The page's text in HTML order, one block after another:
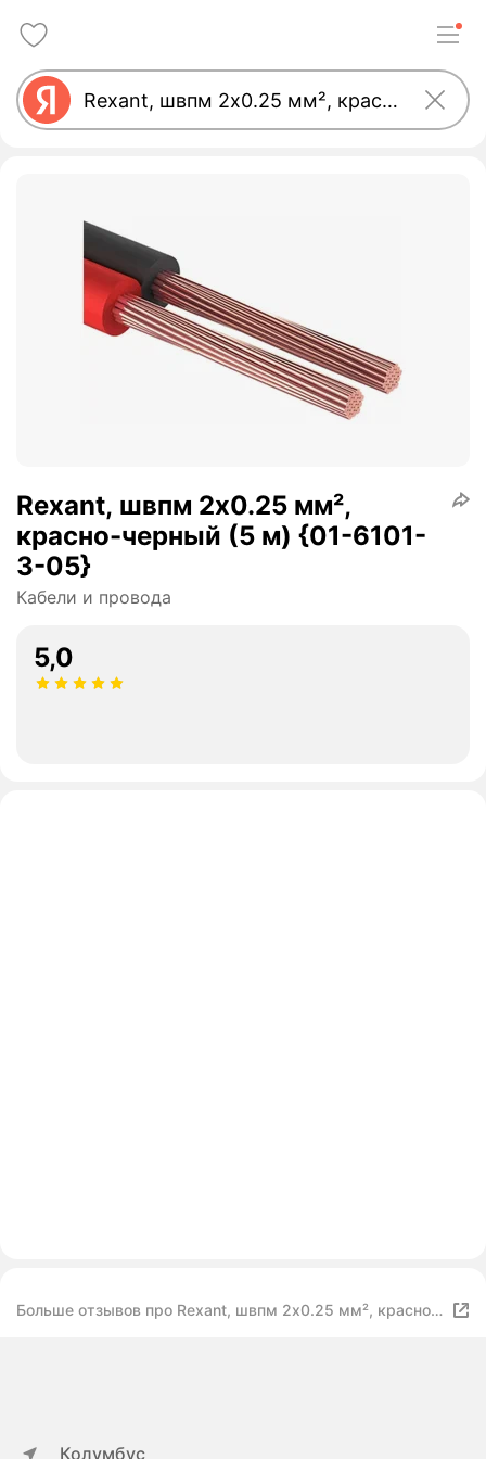
Rexant, швпм 2х0.25 мм²,
красно-черный (5 м) {01-6101-
3-05}
Кабели и провода
5,0
Больше отзывов про Rexant, швпм 2х0.25 мм², красно-
Колумбус